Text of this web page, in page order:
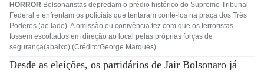
HORROR Bolsonaristas depredam o prédio histórico do Supremo Tribunal
Federal e enfrentam os policiais que tentaram contê-los na praça dos Três
Poderes (ao lado). A omissão ou conivência fez com que os terroristas
fossem escoltados em direção ao local pelas próprias forças de
segurança(abaixo) (Crédito:George Marques)
Desde as eleições, os partidários de Jair Bolsonaro já